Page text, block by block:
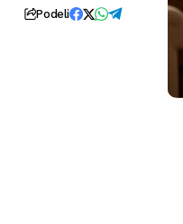
Podeli